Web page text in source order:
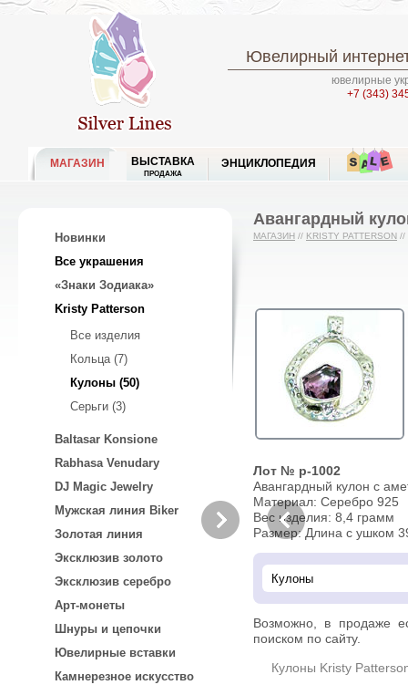
Ювелирный
ювелирные
+7 (343)
МАГАЗИН ВЫСТАВКА
ПРОДАЖА
ЭНЦИКЛОПЕДИЯ
Новинки
Все украшения
«Знаки Зодиака»
Kristy Patterson
Все изделия
Кольца (7)
Кулоны (50)
Серьги (3)
Baltasar Konsione
Rabhasa Venudary
DJ Magic Jewelry
Мужская линия Biker
Золотая линия
Эксклюзив золото
Эксклюзив серебро
Арт-монеты
Шнуры и цепочки
Ювелирные вставки
Камнерезное искусство
Авангардный
МАГАЗИН // KRISTY PATTERSON //
Лот № p-1002
Авангардный кулон с
Материал: Серебро 925
Вес изделия: 8,4 грамм
Размер: Длина с ушком
Возможно, в продаже
поиском по сайту.
Кулоны Kristy